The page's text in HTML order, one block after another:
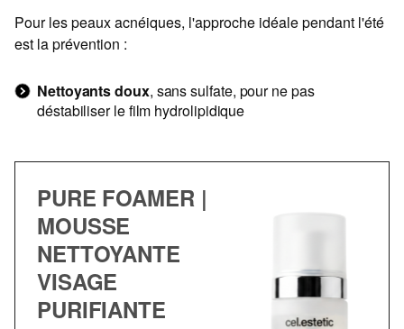
Pour les peaux acnéiques, l'approche idéale pendant l'été
est la prévention :
Nettoyants doux, sans sulfate, pour ne pas
déstabiliser le film hydrolipidique
PURE FOAMER |
MOUSSE
NETTOYANTE
VISAGE
PURIFIANTE